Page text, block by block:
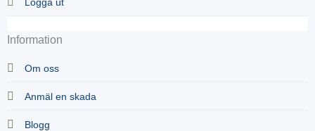
Logga ut
Information
Om oss
Anmäl en skada
Blogg